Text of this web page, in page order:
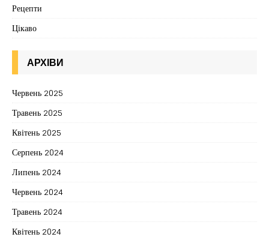
Рецепти
Цікаво
АРХІВИ
Червень 2025
Травень 2025
Квітень 2025
Серпень 2024
Липень 2024
Червень 2024
Травень 2024
Квітень 2024